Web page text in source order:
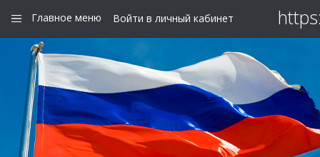
Главное меню Войти в личный кабинет